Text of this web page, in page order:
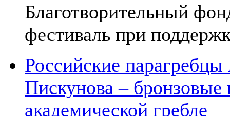
Благотворительный
фестиваль при
Российские
Пискунова –
академической гребле